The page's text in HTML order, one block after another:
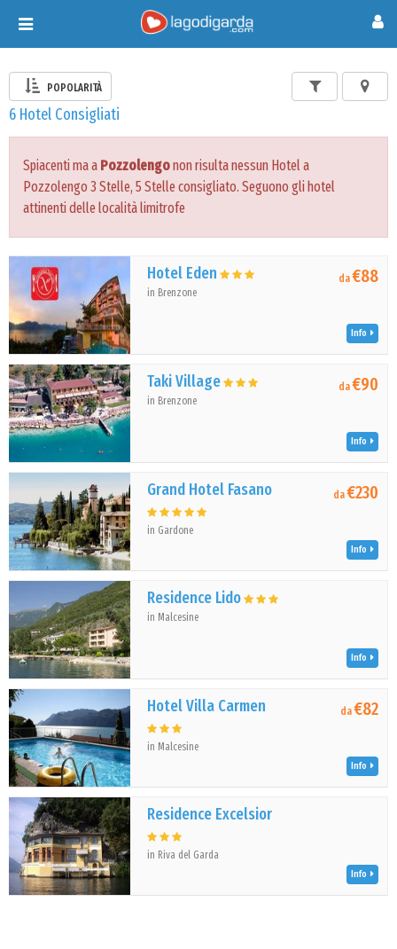
Toggle
navigation
POPOLARITÀ
6 Hotel Consigliati
Spiacenti ma a Pozzolengonon risulta nessun Hotel a
Pozzolengo 3 Stelle, 5 Stelle consigliato. Seguono gli hotel
attinenti delle località limitrofe
Hotel Eden
in Brenzone
da€88
Info
Taki Village
in Brenzone
da€90
Info
Grand Hotel Fasano
in Gardone
da€230
Info
Residence Lido
in Malcesine
Info
Hotel Villa Carmen
in Malcesine
da€82
Info
Residence Excelsior
in Riva del Garda
Info